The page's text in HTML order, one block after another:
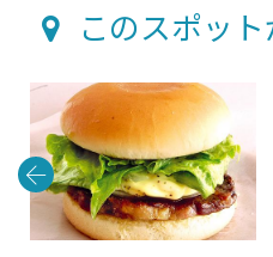
このスポッ